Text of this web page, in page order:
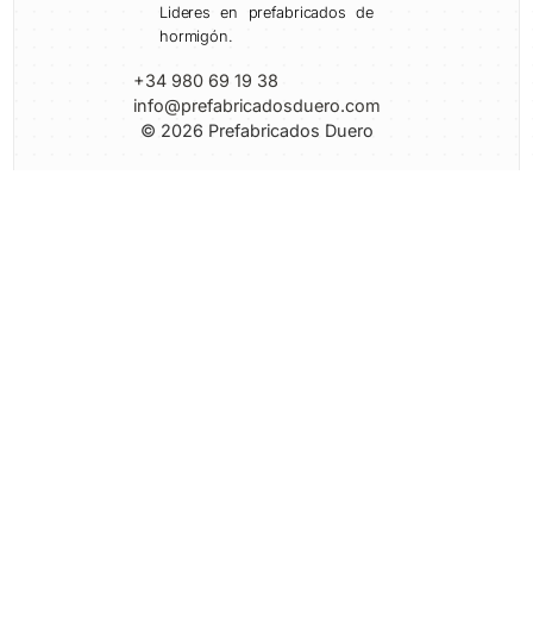
Lideres en prefabricados de
hormigón.
+34 980 69 19 38
info@prefabricadosduero.com
© 2026 Prefabricados Duero